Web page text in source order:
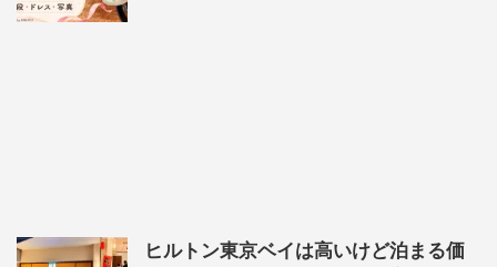
ヒルトン東京ベイは高いけど泊まる価